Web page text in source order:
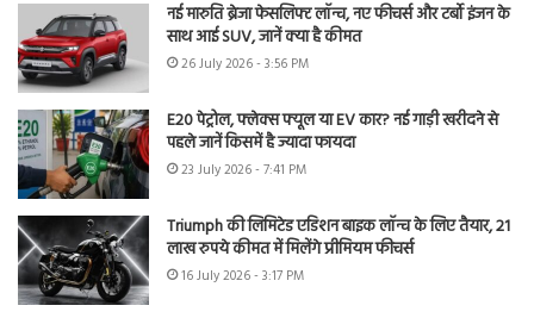
नई मारुति ब्रेजा फेसलिफ्ट लॉन्च, नए फीचर्स और टर्बो इंजन के
साथ आई SUV, जानें क्या है कीमत
26 July 2026 - 3:56 PM
E20 पेट्रोल, फ्लेक्स फ्यूल या EV कार? नई गाड़ी खरीदने से
पहले जानें किसमें है ज्यादा फायदा
23 July 2026 - 7:41 PM
Triumph की लिमिटेड एडिशन बाइक लॉन्च के लिए तैयार, 21
लाख रुपये कीमत में मिलेंगे प्रीमियम फीचर्स
16 July 2026 - 3:17 PM